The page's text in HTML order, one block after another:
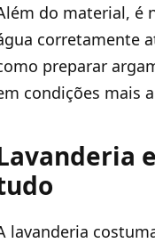
do material, é
corretamente
preparar
condições mais
lavanderia